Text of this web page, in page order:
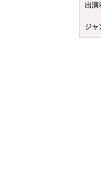
出演
ジャ